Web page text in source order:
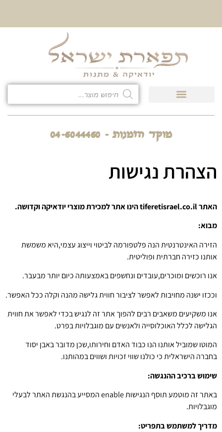
מוקד הזמנות - 04-6044460
הצהרת נגישות
האתר tiferetisrael.co.il הינו אתר למכירת מוצרי יודאיקה וקדושה.
מבוא:
הזירה האינטרנטית הנה פלטפורמה לביטוי וייצוג עצמי,היא משמשת
אותנו כזירה חברתית ופוליטית.
אנו רוכשים ומוכרים,עובדים ונחשפים באמצעותה כיום יותר מבעבר.
וככזו ישנה מחויבות לאפשר לציבור חווית גלישה מהנה וקלה ככל האפשר.
אנו משקיעים משאבים רבים להפוך אתר זה לנגיש בכדי לאפשר את חווית
הגלישה לכלל האוכלוסייה ולאנשים עם מוגבלויות בפרט.
המוטו שמוביל אותנו הנו כבוד האדם וחירותו,שכן מדובר באבן יסוד
בחברה הישראלית כי כולנו שווי זכויות ושווים במהותנו.
שימוש ברכיב ההנגשה:
באתר זה מוטמע תוסף הנגישות enable המסייע בהנגשת האתר לבעלי
מוגבלויות.
מדריך למשתמש בתפריט: